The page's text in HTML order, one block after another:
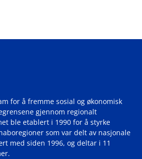
for å fremme sosial og økonomisk
gjennom regionalt
ble etablert i 1990 for å styrke
som var delt av nasjonale
med siden 1996, og deltar i 11